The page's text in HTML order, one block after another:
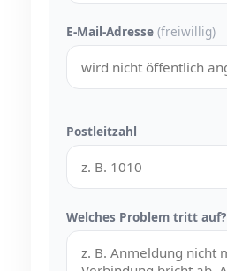
E-Mail-Adresse (freiwillig)
Postleitzahl
Welches Problem tritt auf?